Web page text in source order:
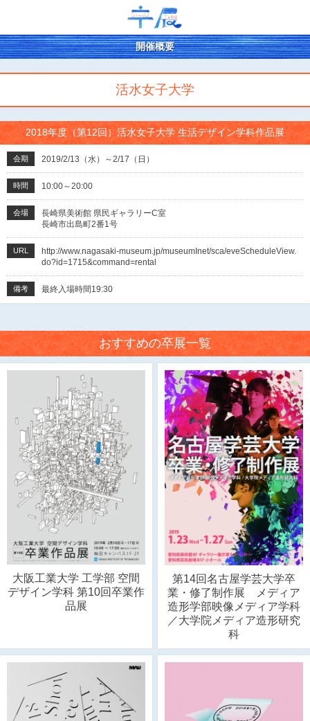
開催概要
活水女子大学
2018年度（第12回）活水女子大学 生活デザイン学科作品展
会期 2019/2/13（水）～2/17（日）
時間 10:00～20:00
会場
長崎県美術館 県民ギャラリーC室
長崎市出島町2番1号
URL
http://www.nagasaki-museum.jp/museumInet/sca/eveScheduleView.
do?id=1715&command=rental
備考 最終入場時間19:30
おすすめの卒展一覧
大阪工業大学 工学部 空間
デザイン学科 第10回卒業作
品展
第14回名古屋学芸大学卒
業・修了制作展 メディア
造形学部映像メディア学科
／大学院メディア造形研究
科